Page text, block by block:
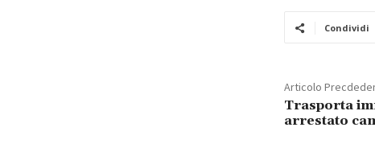
Condividi
Articolo
Trasporta
arrestato